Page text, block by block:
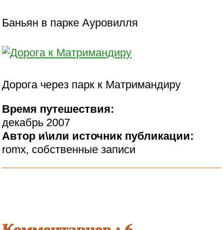
Баньян в парке Ауровилля
Дорога через парк к Матримандиру
Время путешествия:
декабрь 2007
Автор и\или источник публикации:
romx, собственные записи